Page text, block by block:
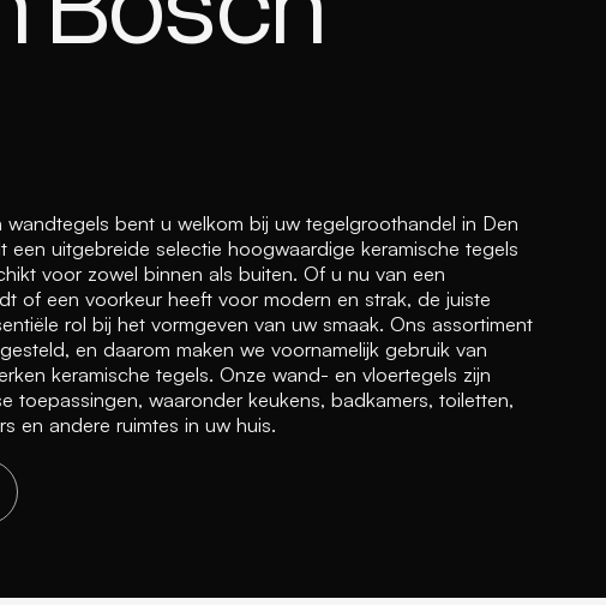
wandtegels bent u welkom bij uw tegelgroothandel in Den
een uitgebreide selectie hoogwaardige keramische tegels
voor zowel binnen als buiten. Of u nu van een
of een voorkeur heeft voor modern en strak, de juiste
rol bij het vormgeven van uw smaak. Ons assortiment
en daarom maken we voornamelijk gebruik van
keramische tegels. Onze wand- en vloertegels zijn
toepassingen, waaronder keukens, badkamers, toiletten,
en andere ruimtes in uw huis.